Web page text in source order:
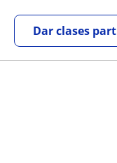
Dar clases